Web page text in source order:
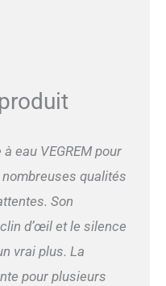
d'Écoulement - La
à eau pour chat à
un robinet
du chat (1,5
Le mode minuterie
Sûre et Facile à
- Distributeur eau
sans BPA et
inox 304
Facile à
et nettoyer, aide à
l'acné féline.
eau VEGREM pour
qualités
Son
d’œil et le silence
vrai plus. La
pour plusieurs